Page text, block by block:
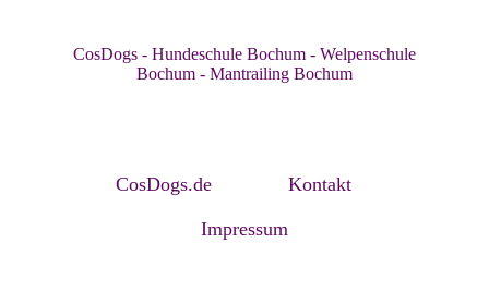
CosDogs - Hundeschule Bochum - Welpenschule
Bochum - Mantrailing Bochum
CosDogs.de Kontakt
Impressum